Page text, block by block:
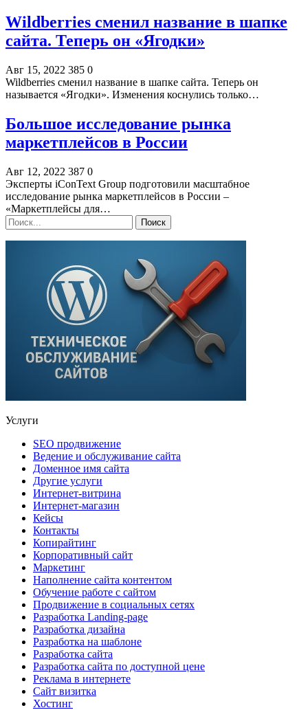
Wildberries сменил название в шапке
сайта. Теперь он «Ягодки»
Авг 15, 2022 385 0
Wildberries сменил название в шапке сайта. Теперь он
называется «Ягодки». Изменения коснулись только…
Большое исследование рынка
маркетплейсов в России
Авг 12, 2022 387 0
Эксперты iConText Group подготовили масштабное
исследование рынка маркетплейсов в России –
«Маркетплейсы для…
Услуги
SEO продвижение
Ведение и обслуживание сайта
Доменное имя сайта
Другие услуги
Интернет-витрина
Интернет-магазин
Кейсы
Контакты
Копирайтинг
Корпоративный сайт
Маркетинг
Наполнение сайта контентом
Обучение работе с сайтом
Продвижение в социальных сетях
Разработка Landing-page
Разработка дизайна
Разработка на шаблоне
Разработка сайта
Разработка сайта по доступной цене
Реклама в интернете
Сайт визитка
Хостинг